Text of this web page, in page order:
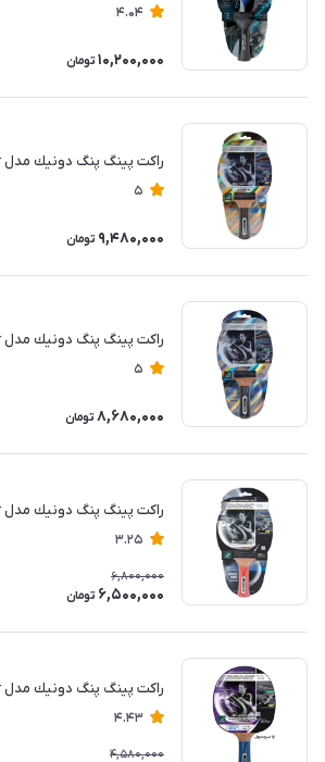
4.04
10,200,000 تومان
راكت پينگ پنگ دونيك مدل LEVEL 5000 Waldner
5
9,480,000 تومان
راكت پينگ پنگ دونيك مدل LEVEL 3000 Waldner
5
8,680,000 تومان
راكت پينگ پنگ دونيك مدل LEVEL 1000 Waldner
3.25
6,800,000
6,500,000 تومان
راكت پينگ پنگ دونيك مدل LEVEL 800 Waldner
4.43
4,580,000